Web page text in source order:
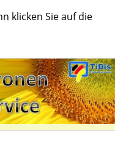
klicken Sie auf die